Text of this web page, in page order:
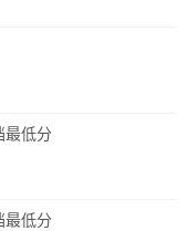
最低分
最低分